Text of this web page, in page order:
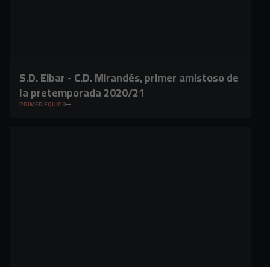
S.D. Eibar - C.D. Mirandés, primer amistoso de
la pretemporada 2020/21
PRIMER EQUIPO